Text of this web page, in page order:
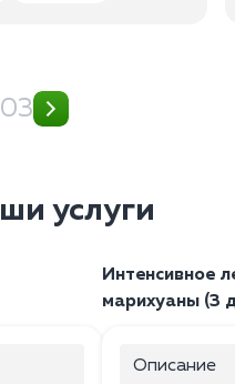
услуги
Интенсивное
марихуаны (3
Описание